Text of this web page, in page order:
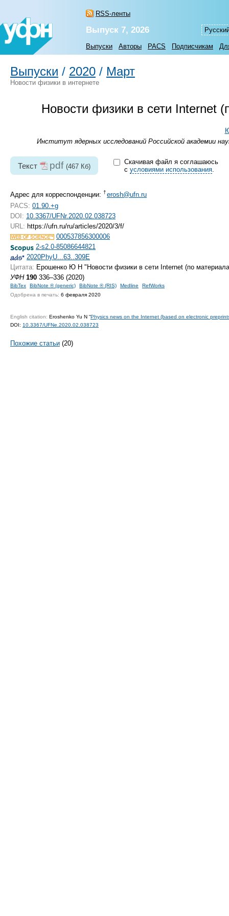
RSS-ленты
Выпуск 7, 2026
Выпуски Авторы PACS Подписчикам
Выпуски / 2020 / Март
Новости физики в интернете
Новости физики в сети Internet
Институт ядерных исследований Российской академии
Текст pdf (467 Кб)
Скачивая файл я соглашаюсь
с условиями использования.
Адрес для корреспонденции: †erosh@ufn.ru
PACS: 01.90.+g
DOI: 10.3367/UFNr.2020.02.038723
URL: https://ufn.ru/ru/articles/2020/3/f/
000537856300006
2-s2.0-85086644821
2020PhyU...63..309E
Цитата: Ерошенко Ю Н "Новости физики в сети Internet (по
УФН 190 336–336 (2020)
BibTex BibNote ® (generic) BibNote ® (RIS) Medline
RefWorks
Одобрена в печать: 6 февраля 2020
English citation: Eroshenko Yu N “Physics news on the Internet (based on electronic
DOI: 10.3367/UFNe.2020.02.038723
Похожие статьи (20)